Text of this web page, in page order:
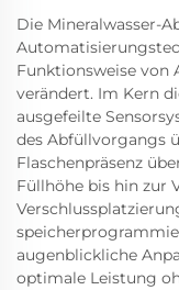
Die Mineralwasser-
Funktionsweise von
verändert. Im Kern
ausgefeilte
des Abfüllvorgangs
Flaschenpräsenz
Füllhöhe bis hin zur
augenblickliche
optimale Leistung